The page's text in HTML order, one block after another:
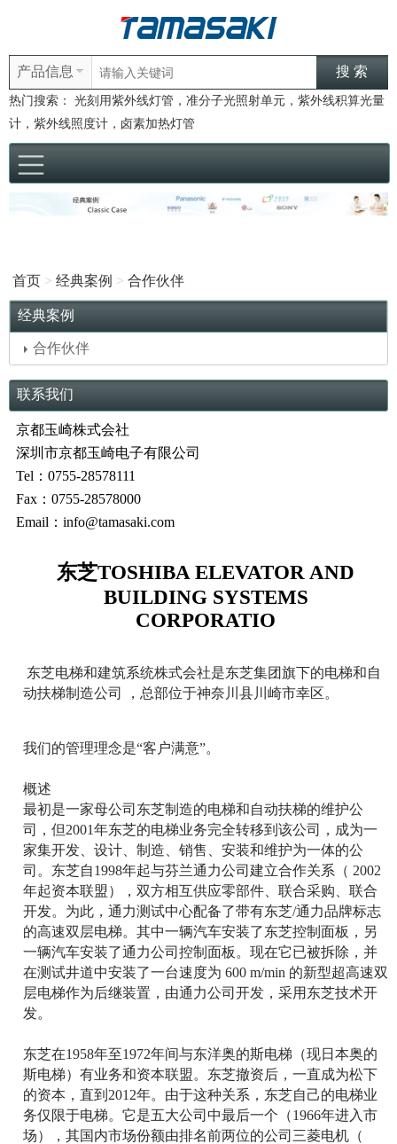
产品信息
热门搜索：
光刻用紫外线灯管，准分子光照射单元，紫外线积算光量
计，紫外线照度计，卤素加热灯管
首页 > 经典案例 > 合作伙伴
经典案例
合作伙伴
联系我们
京都玉崎株式会社
深圳市京都玉崎电子有限公司
Tel：0755-28578111
Fax：0755-28578000
Email：info@tamasaki.com
东芝TOSHIBA ELEVATOR AND
BUILDING SYSTEMS
CORPORATIO
东芝电梯和建筑系统株式会社是东芝集团旗下的电梯和自
动扶梯制造公司 ，总部位于神奈川县川崎市幸区。
我们的管理理念是“客户满意”。
概述
最初是一家母公司东芝制造的电梯和自动扶梯的维护公
司，但2001年东芝的电梯业务完全转移到该公司，成为一
家集开发、设计、制造、销售、安装和维护为一体的公
司。东芝自1998年起与芬兰通力公司建立合作关系（ 2002
年起资本联盟），双方相互供应零部件、联合采购、联合
开发。为此，通力测试中心配备了带有东芝/通力品牌标志
的高速双层电梯。其中一辆汽车安装了东芝控制面板，另
一辆汽车安装了通力公司控制面板。现在它已被拆除，并
在测试井道中安装了一台速度为 600 m/min 的新型超高速双
层电梯作为后继装置，由通力公司开发，采用东芝技术开
发。
东芝在1958年至1972年间与东洋奥的斯电梯（现日本奥的
斯电梯）有业务和资本联盟。东芝撤资后，一直成为松下
的资本，直到2012年。由于这种关系，东芝自己的电梯业
务仅限于电梯。它是五大公司中最后一个（1966年进入市
场），其国内市场份额由排名前两位的公司三菱电机（